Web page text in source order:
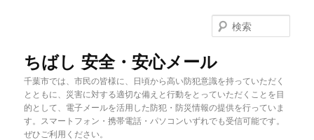
ちばし 安全・安心メール
千葉市では、市民の皆様に、日頃から高い防犯意識を持っていただく
とともに、災害に対する適切な備えと行動をとっていただくことを目
的として、電子メールを活用した防犯・防災情報の提供を行っていま
す。スマートフォン・携帯電話・パソコンいずれでも受信可能です。
ぜひご利用ください。
索